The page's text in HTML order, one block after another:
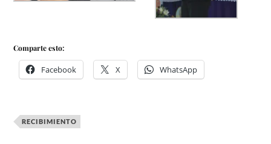
Comparte esto:
Facebook X WhatsApp
RECIBIMIENTO